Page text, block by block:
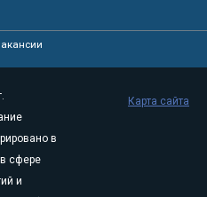
в
сфере
и
Карта сайта